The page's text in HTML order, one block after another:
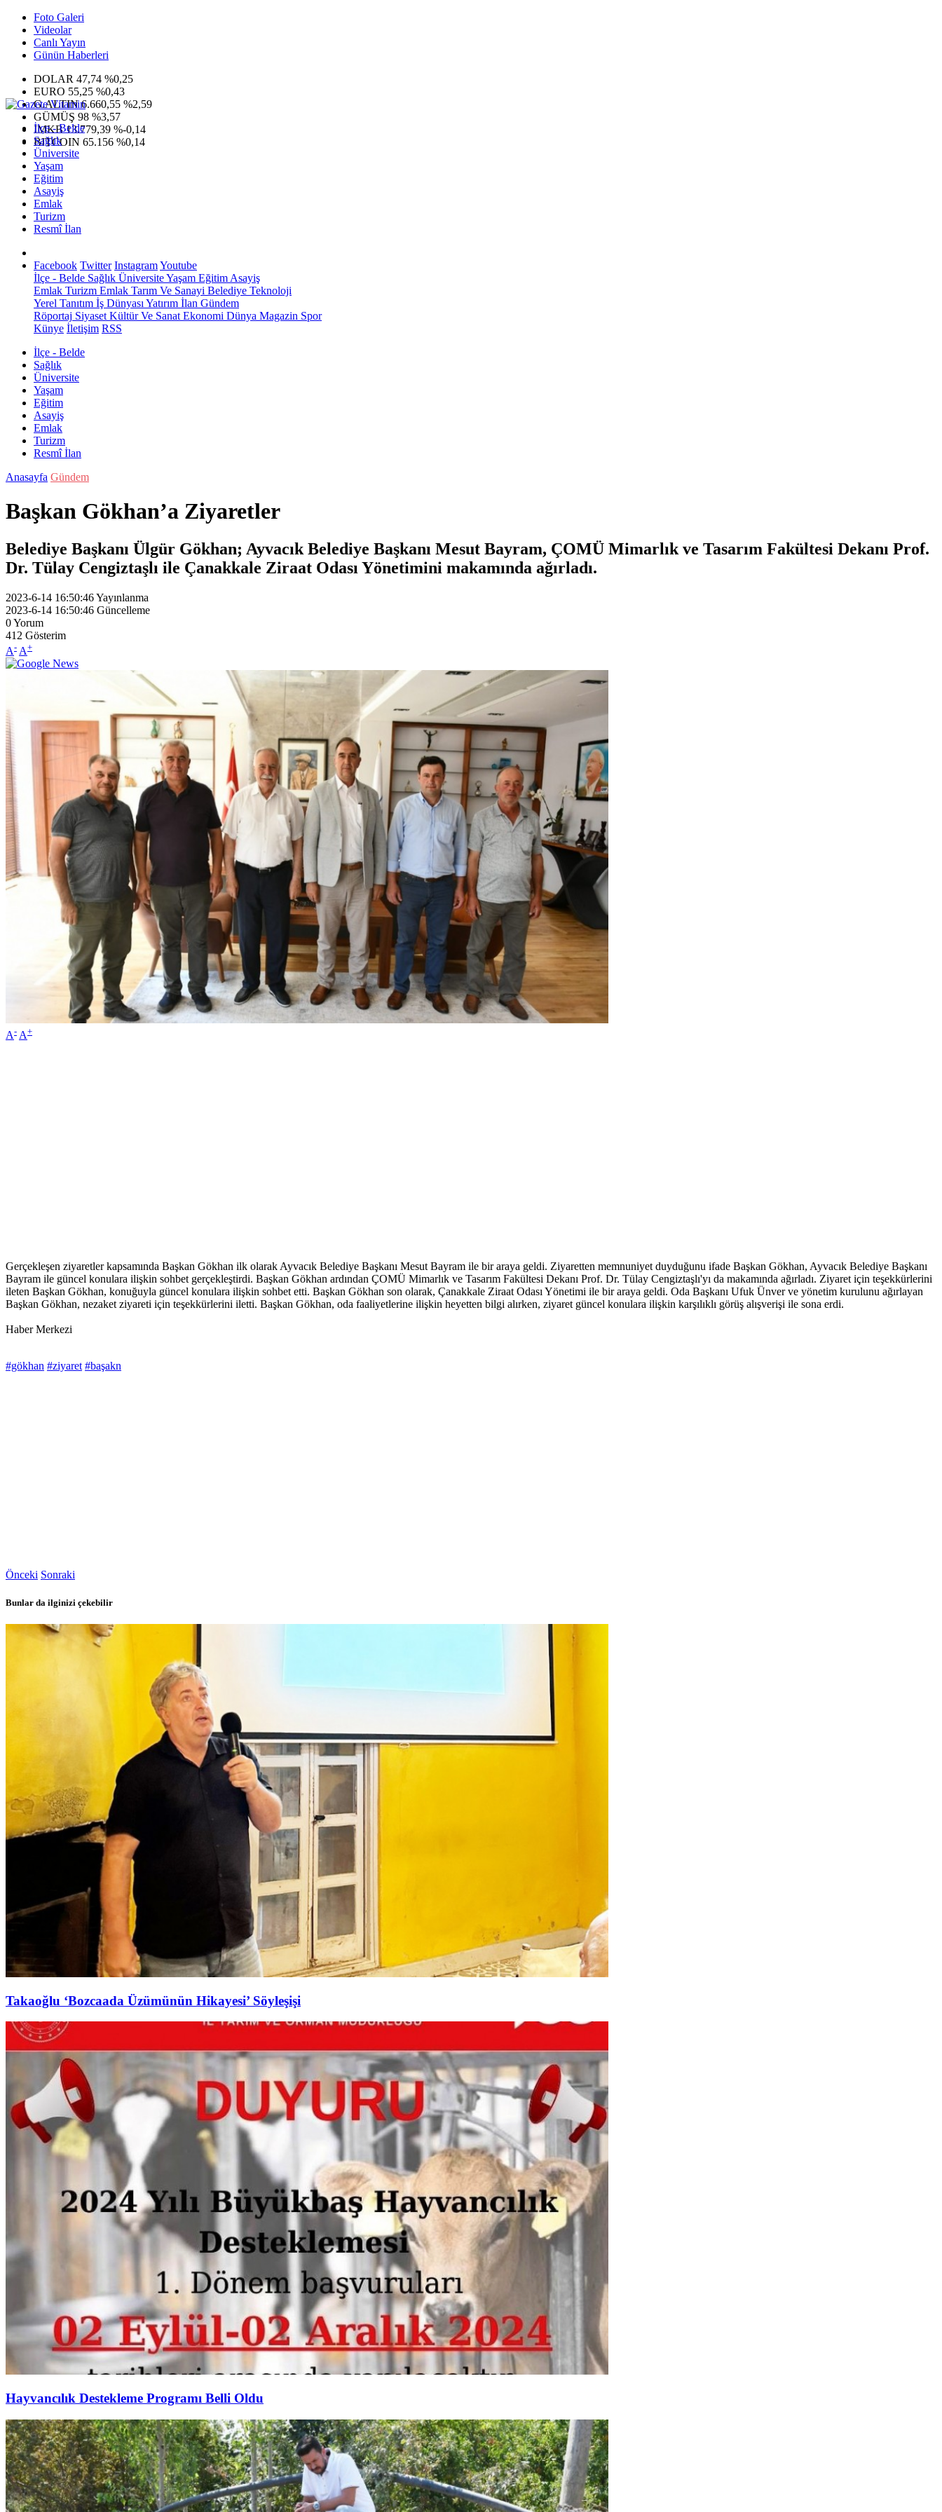
Foto Galeri
Videolar
Canlı Yayın
Günün Haberleri
DOLAR 47,74 %0,25
EURO 55,25 %0,43
G.ALTIN6.660,55 %2,59
GÜMÜŞ 98 %3,57
IMKB13.779,39 %-0,14
BITCOIN 65.156 %0,14
İlçe - Belde
Sağlık
Üniversite
Yaşam
Eğitim
Asayiş
Emlak
Turizm
Resmî İlan
Facebook Twitter InstagramYoutube
İlçe - Belde Sağlık ÜniversiteYaşam Eğitim Asayiş
Emlak Turizm Emlak Tarım Ve Sanayi Belediye Teknoloji
Yerel Tanıtım İş Dünyası Yatırım İlan Gündem
Röportaj Siyaset Kültür Ve Sanat Ekonomi Dünya Magazin Spor
Künye İletişim RSS
İlçe - Belde
Sağlık
Üniversite
Yaşam
Eğitim
Asayiş
Emlak
Turizm
Resmî İlan
Anasayfa Gündem
Başkan Gökhan’a Ziyaretler
Belediye Başkanı Ülgür Gökhan; Ayvacık Belediye Başkanı Mesut Bayram, ÇOMÜ Mimarlık ve Tasarım Fakültesi Dekanı Prof.
Dr. Tülay Cengiztaşlı ile Çanakkale Ziraat Odası Yönetimini makamında ağırladı.
2023-6-14 16:50:46Yayınlanma
2023-6-14 16:50:46 Güncelleme
0Yorum
412 Gösterim
A- A+
A- A+
Gerçekleşen ziyaretler kapsamında Başkan Gökhan ilk olarak Ayvacık Belediye Başkanı Mesut Bayram ile bir araya geldi. Ziyaretten memnuniyet duyduğunu ifade Başkan Gökhan, Ayvacık Belediye Başkanı
Bayram ile güncel konulara ilişkin sohbet gerçekleştirdi. Başkan Gökhan ardından ÇOMÜ Mimarlık ve Tasarım Fakültesi Dekanı Prof. Dr. Tülay Cengiztaşlı'yı da makamında ağırladı. Ziyaret için teşekkürlerini
ileten Başkan Gökhan, konuğuyla güncel konulara ilişkin sohbet etti. Başkan Gökhan son olarak, Çanakkale Ziraat Odası Yönetimi ile bir araya geldi. Oda Başkanı Ufuk Ünver ve yönetim kurulunu ağırlayan
Başkan Gökhan, nezaket ziyareti için teşekkürlerini iletti. Başkan Gökhan, oda faaliyetlerine ilişkin heyetten bilgi alırken, ziyaret güncel konulara ilişkin karşılıklı görüş alışverişi ile sona erdi.
Haber Merkezi
#gökhan #ziyaret #başakn
Önceki Sonraki
Bunlar da ilginizi çekebilir
Takaoğlu ‘Bozcaada Üzümünün Hikayesi’ Söyleşişi
Hayvancılık Destekleme Programı Belli Oldu